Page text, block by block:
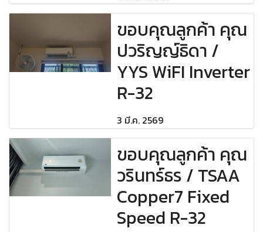
ขอบคุณลูกค้า คุณ
ปวริญญ์ธิดา /
YYS WiFI Inverter
R-32
3 มี.ค. 2569
ขอบคุณลูกค้า คุณ
วรินทร์ธร / TSAA
Copper7 Fixed
Speed R-32